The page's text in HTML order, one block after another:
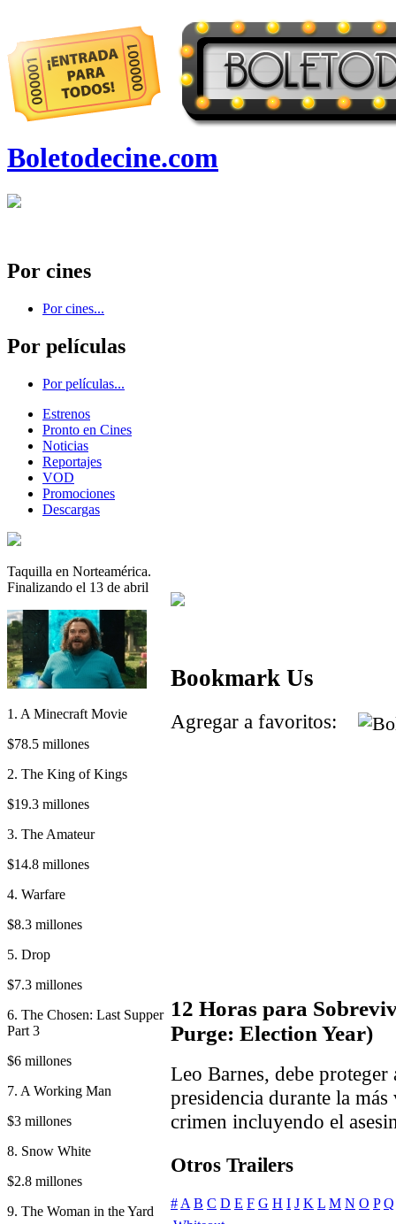
Boletodecine.com
Por cines
Por cines...
Por películas
Por películas...
Estrenos
Pronto en Cines
Noticias
Reportajes
VOD
Promociones
Descargas
Taquilla en Norteamérica.
Finalizando el 13 de abril
1. A Minecraft Movie
$78.5 millones
2. The King of Kings
$19.3 millones
3. The Amateur
$14.8 millones
4. Warfare
$8.3 millones
5. Drop
$7.3 millones
6. The Chosen: Last Supper
Part 3
$6 millones
7. A Working Man
$3 millones
8. Snow White
$2.8 millones
9. The Woman in the Yard
Bookmark Us
Agregar a favoritos:
12 Horas para
Purge: Election Year)
Leo Barnes, debe proteger
presidencia durante la
crimen incluyendo el
Otros Trailers
# A B C D E F G H I J K L M N O P Q